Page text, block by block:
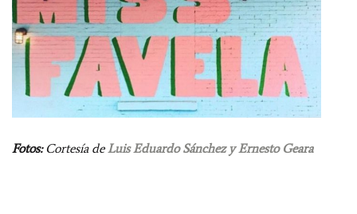
Fotos:Cortesía deLuis Eduardo Sánchez y Ernesto Geara